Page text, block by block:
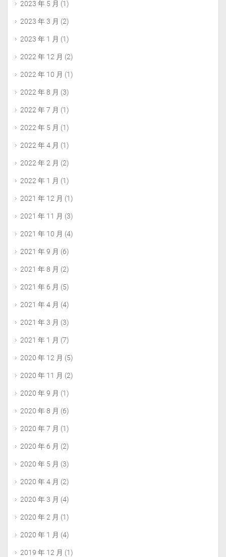
2023 年 5 月 (1)
2023 年 3 月 (2)
2023 年 1 月 (1)
2022 年 12 月 (2)
2022 年 10 月 (1)
2022 年 8 月 (3)
2022 年 7 月 (1)
2022 年 5 月 (1)
2022 年 4 月 (1)
2022 年 2 月 (2)
2022 年 1 月 (1)
2021 年 12 月 (1)
2021 年 11 月 (3)
2021 年 10 月 (4)
2021 年 9 月 (6)
2021 年 8 月 (2)
2021 年 6 月 (5)
2021 年 4 月 (4)
2021 年 3 月 (3)
2021 年 1 月 (7)
2020 年 12 月 (5)
2020 年 11 月 (2)
2020 年 9 月 (1)
2020 年 8 月 (6)
2020 年 7 月 (1)
2020 年 6 月 (2)
2020 年 5 月 (3)
2020 年 4 月 (2)
2020 年 3 月 (4)
2020 年 2 月 (1)
2020 年 1 月 (4)
2019 年 12 月 (1)